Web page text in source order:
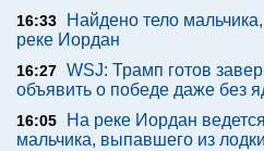
16:33
Найдено тело
реке Иордан
16:27 WSJ: Трамп готов
объявить о победе даже без
16:05
На реке Иордан
мальчика, выпавшего из лодки